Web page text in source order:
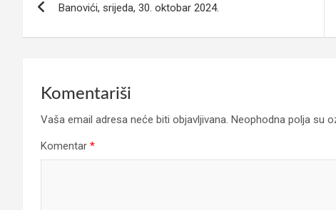
Banovići, srijeda, 30. oktobar 2024.
Komentariši
Vaša email adresa neće biti objavljivana. Neophodna polja su
Komentar *